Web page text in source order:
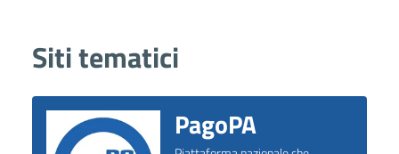
Siti tematici
PagoPA